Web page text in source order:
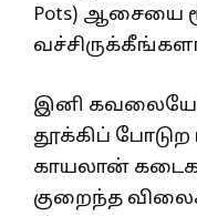
Pots) ஆசையை
இனி கவலையே
தூக்கிப்
காயலான்
குறைந்த